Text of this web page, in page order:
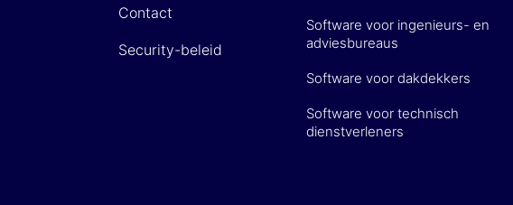
Contact
Security-beleid
Software voor ingenieurs- en
adviesbureaus
Software voor dakdekkers
Software voor technisch
dienstverleners